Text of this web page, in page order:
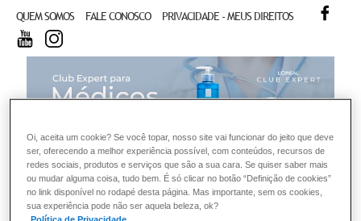
QUEM SOMOS FALE CONOSCO PRIVACIDADE - MEUS DIREITOS
YOUTUBE
Oi, aceita um cookie? Se você topar, nosso site vai funcionar do jeito que deve
ser, oferecendo a melhor experiência possível, com conteúdos, recursos de
redes sociais, produtos e serviços que são a sua cara. Se quiser saber mais
ou mudar alguma coisa, tudo bem. É só clicar no botão “Definição de cookies”
no link disponível no rodapé desta página. Mas importante, sem os cookies,
sua experiência pode não ser aquela beleza, ok?